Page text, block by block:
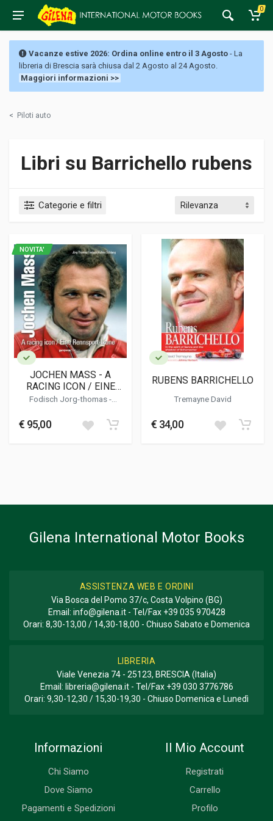
0
Vacanze estive 2026: Ordina online entro il 3 Agosto - La
libreria di Brescia sarà chiusa dal 2 Agosto al 24 Agosto.
Maggiori informazioni >>
< Piloti auto
Libri su Barrichello rubens
Categorie e filtri
NOVITA'
JOCHEN MASS - A
RACING ICON / EINE
RENNSPORT-IKONE
Fodisch Jorg-thomas-
€ 95,00
RUBENS BARRICHELLO
Tremayne David
€ 34,00
Gilena International Motor Books
ASSISTENZA WEB E ORDINI
Via Bosca del Pomo 37/c, Costa Volpino (BG)
Email: info@gilena.it- Tel/Fax +39 035 970428
Orari: 8,30-13,00 / 14,30-18,00 - Chiuso Sabato e Domenica
LIBRERIA
Viale Venezia 74 - 25123, BRESCIA (Italia)
Email: libreria@gilena.it- Tel/Fax +39 030 3776786
Orari: 9,30-12,30 / 15,30-19,30 - Chiuso Domenica e Lunedì
Informazioni
Chi Siamo
Dove Siamo
Pagamenti e Spedizioni
Il Mio Account
Registrati
Carrello
Profilo